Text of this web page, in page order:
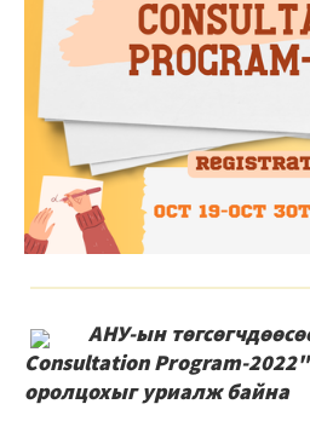
АНУ-ын
Consultation Program-
оролцохыг уриалж байна